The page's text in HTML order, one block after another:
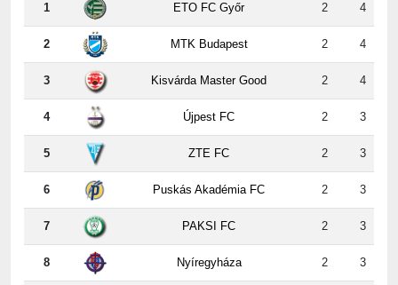
2 MTK Budapest 2 4
3 Kisvárda Master Good 2 4
4 Újpest FC 2 3
5 ZTE FC 2 3
6 Puskás Akadémia FC 2 3
7 PAKSI FC 2 3
8 Nyíregyháza 2 3
9 Kispest-Honvéd 2 2